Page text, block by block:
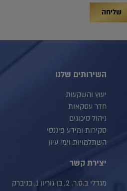
שליחה
השירותים שלנו
יעוץ והשקעות
חדר עסקאות
ניהול סיכונים
סקירות ומידע פיננסי
השתלמויות וימי עיון
יצירת קשר
מגדלי ב.ס.ר. 2, בן גוריון 1, בניברק